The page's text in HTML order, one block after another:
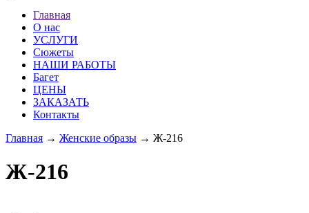
navigationГлавная
О нас
УСЛУГИ
Сюжеты
НАШИ РАБОТЫ
Багет
ЦЕНЫ
ЗАКАЗАТЬ
Контакты
Главная → Женские образы → Ж-216
Ж-216